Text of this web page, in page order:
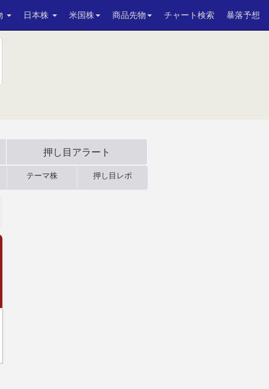
日本株 米国株 商品先物 チャート検索 暴落予想
押し目アラート
テーマ株 押し目レポ